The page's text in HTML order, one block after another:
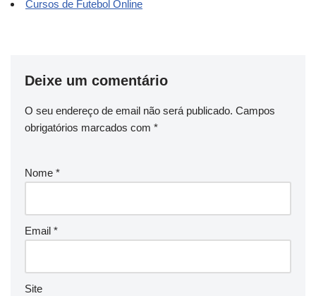
Cursos de Futebol Online
Deixe um comentário
O seu endereço de email não será publicado. Campos
obrigatórios marcados com *
Nome *
Email *
Site